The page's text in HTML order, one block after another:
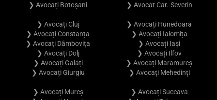
❯ Avocați Botoșani
❯ Avocat Car.-Severin
❯ Avocați Cluj
❯ Avocați Constanța
❯ Avocați Dâmbovița
❯ Avocați Dolj
❯ Avocați Galați
❯ Avocați Giurgiu
❯ Avocați Hunedoara
❯ Avocați Ialomița
❯ Avocați Iași
❯ Avocați Ilfov
❯ Avocați Maramureș
❯ Avocați Mehedinți
❯ Avocați Mureș
❯ Avocați Suceava